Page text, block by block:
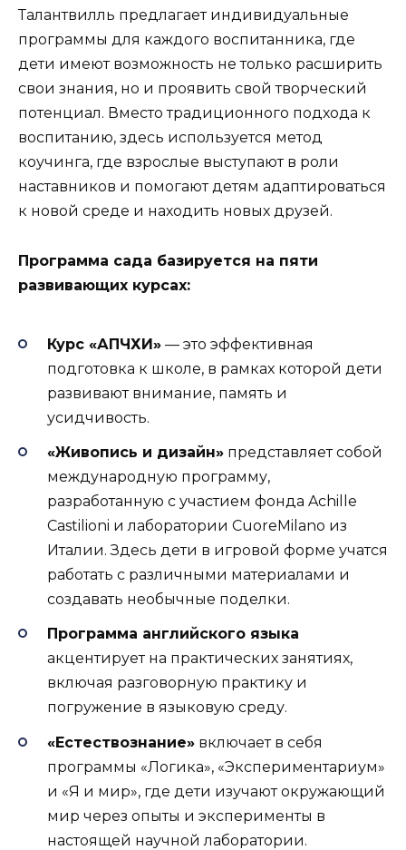
Талантвилль предлагает индивидуальные
программы для каждого воспитанника, где
дети имеют возможность не только расширить
свои знания, но и проявить свой творческий
потенциал. Вместо традиционного подхода к
воспитанию, здесь используется метод
коучинга, где взрослые выступают в роли
наставников и помогают детям адаптироваться
к новой среде и находить новых друзей.
Программа сада базируется на пяти
развивающих курсах:
Курс «АПЧХИ» — это эффективная
подготовка к школе, в рамках которой дети
развивают внимание, память и
усидчивость.
«Живопись и дизайн» представляет собой
международную программу,
разработанную с участием фонда Achille
Castilioni и лаборатории CuoreMilano из
Италии. Здесь дети в игровой форме учатся
работать с различными материалами и
создавать необычные поделки.
Программа английского языка
акцентирует на практических занятиях,
включая разговорную практику и
погружение в языковую среду.
«Естествознание» включает в себя
программы «Логика», «Экспериментариум»
и «Я и мир», где дети изучают окружающий
мир через опыты и эксперименты в
настоящей научной лаборатории.